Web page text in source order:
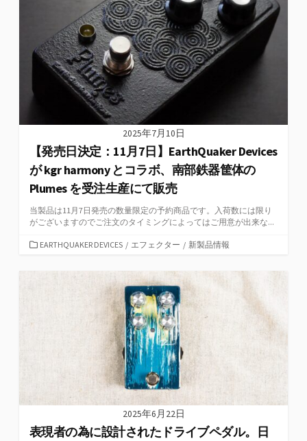
2025年7月10日
【発売日決定：11月7日】EarthQuaker Devices
が kgr harmony とコラボ、南部鉄器筐体の
Plumes を受注生産にて販売
当製品は11月7日発売の数量限定の予約商品です。入荷数には限り
がございますのでご注文のタイミングによってはご用意が出来な...
カEARTHQUAKER DEVICES / エフェクター / 新製品情報
2025年6月22日
表現者の為に設計されたドライブペダル。日